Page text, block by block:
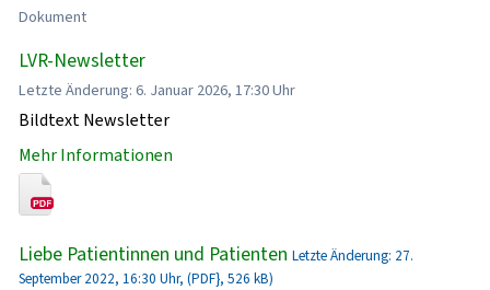
Dokument
LVR-Newsletter
Letzte Änderung: 6. Januar 2026, 17:30 Uhr
Bildtext Newsletter
Mehr Informationen
Liebe Patientinnen und Patienten Letzte Änderung: 27.
September 2022, 16:30 Uhr, (PDF}, 526 kB)